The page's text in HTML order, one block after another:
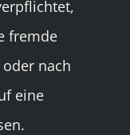
fremde
nach
eine